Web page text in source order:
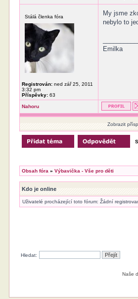
Stálá členka fóra
Registrován: ned zář 25, 2011
3:32 pm
Příspěvky: 63
My jsme
nebylo to
Emilka
Nahoru
Zobrazit
Obsah fóra »Výbavička - Vše pro děti
Kdo je online
Uživatelé procházející toto fórum: Žádní
Hledat:
Naše